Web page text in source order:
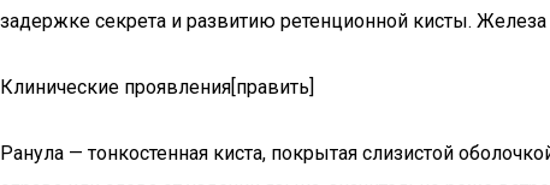
задержке секрета и развитию ретенционной кисты.
Клинические проявления[править]
Ранула — тонкостенная киста, покрытая слизистой